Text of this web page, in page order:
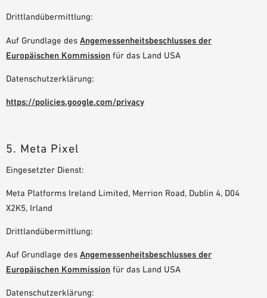
Drittlandübermittlung:
Auf Grundlage des Angemessenheitsbeschlusses der
Europäischen Kommission für das Land USA
Datenschutzerklärung:
https://policies.google.com/privacy
5. Meta Pixel
Eingesetzter Dienst:
Meta Platforms Ireland Limited, Merrion Road, Dublin 4, D04
X2K5, Irland
Drittlandübermittlung:
Auf Grundlage des Angemessenheitsbeschlusses der
Europäischen Kommission für das Land USA
Datenschutzerklärung: